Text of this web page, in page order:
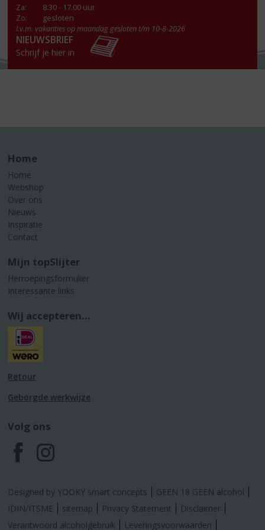
Za:
8.30 - 17.00 uur
Zo:
gesloten
I.v.m. vakanties op maandag gesloten t/m 10-8-2026
NIEUWSBRIEF
Schrijf je hier in
Home
Home
Webshop
Over ons
Nieuws
Inspiratie
Contact
Mijn topSlijter
Herroepingsformulier
Interessante links
Wij accepteren...
Retour
Geborgde werkwijze
Volg ons
F
a
c
I
n
s
Designed by YOOKY smart concepts
GEEN 18 GEEN alcohol
IDIN/ITSME
sitemap Privacy Statement
Disclaimer
Verantwoord alcoholgebruik
Leveringsvoorwaarden